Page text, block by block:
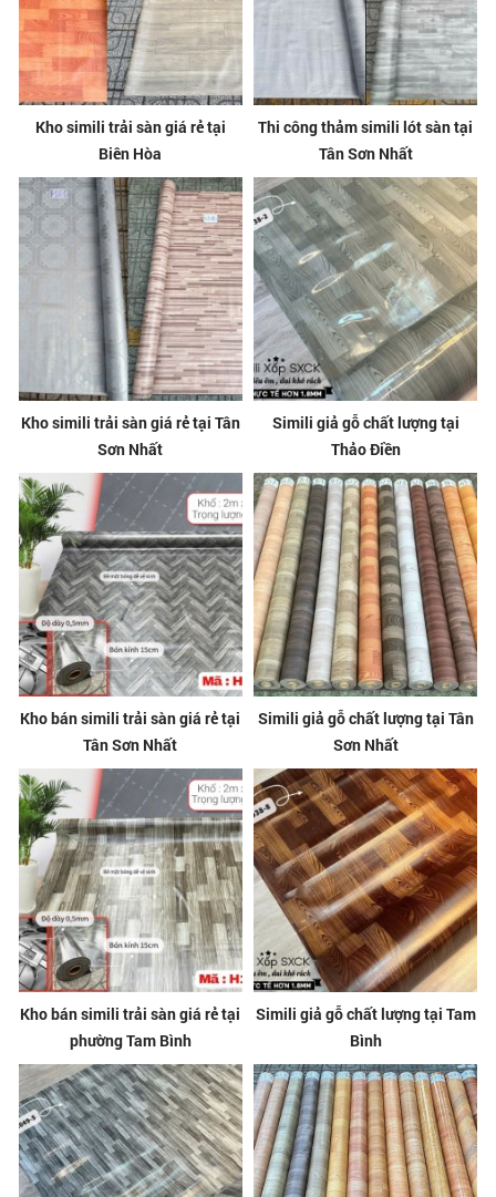
Kho simili trải sàn giá rẻ tại
Biên Hòa
Thi công thảm simili lót sàn tại
Tân Sơn Nhất
Kho simili trải sàn giá rẻ tại Tân
Sơn Nhất
Simili giả gỗ chất lượng tại
Thảo Điền
Kho bán simili trải sàn giá rẻ tại
Tân Sơn Nhất
Simili giả gỗ chất lượng tại Tân
Sơn Nhất
Kho bán simili trải sàn giá rẻ tại
phường Tam Bình
Simili giả gỗ chất lượng tại Tam
Bình